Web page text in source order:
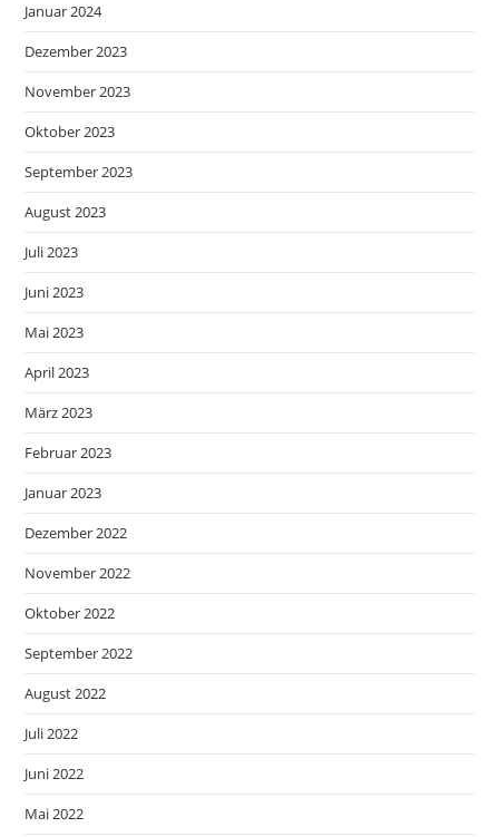
Januar 2024
Dezember 2023
November 2023
Oktober 2023
September 2023
August 2023
Juli 2023
Juni 2023
Mai 2023
April 2023
März 2023
Februar 2023
Januar 2023
Dezember 2022
November 2022
Oktober 2022
September 2022
August 2022
Juli 2022
Juni 2022
Mai 2022